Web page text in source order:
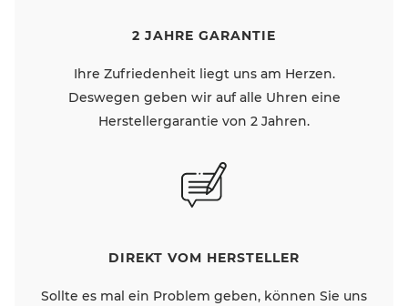
2 JAHRE GARANTIE
Ihre Zufriedenheit liegt uns am Herzen.
Deswegen geben wir auf alle Uhren eine
Herstellergarantie von 2 Jahren.
DIREKT VOM HERSTELLER
Sollte es mal ein Problem geben, können Sie uns